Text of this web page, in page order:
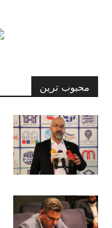
محبوب ترین